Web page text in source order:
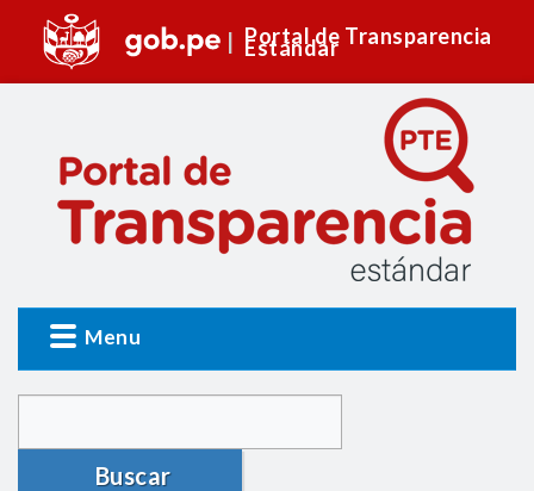
Portal de Transparencia
Estándar
Menu
Buscar